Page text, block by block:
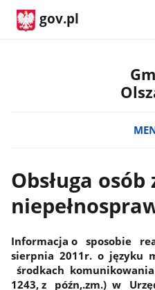
gov.pl
Obsługa osób
Informacja o sposobie
sierpnia 2011r. o języku
środkach
1243, z późn,.zm.) w